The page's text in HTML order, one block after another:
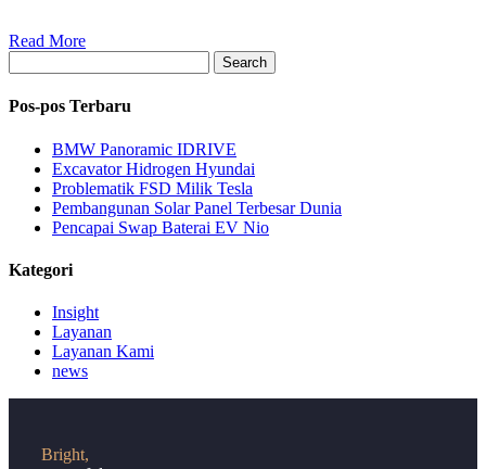
Read More
Search
Pos-pos Terbaru
BMW Panoramic IDRIVE
Excavator Hidrogen Hyundai
Problematik FSD Milik Tesla
Pembangunan Solar Panel Terbesar Dunia
Pencapai Swap Baterai EV Nio
Kategori
Insight
Layanan
Layanan Kami
news
Bright,